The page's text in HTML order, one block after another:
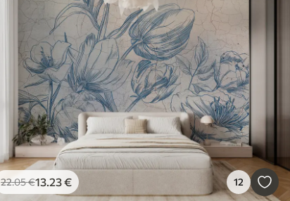
22.05€13.23€ 12